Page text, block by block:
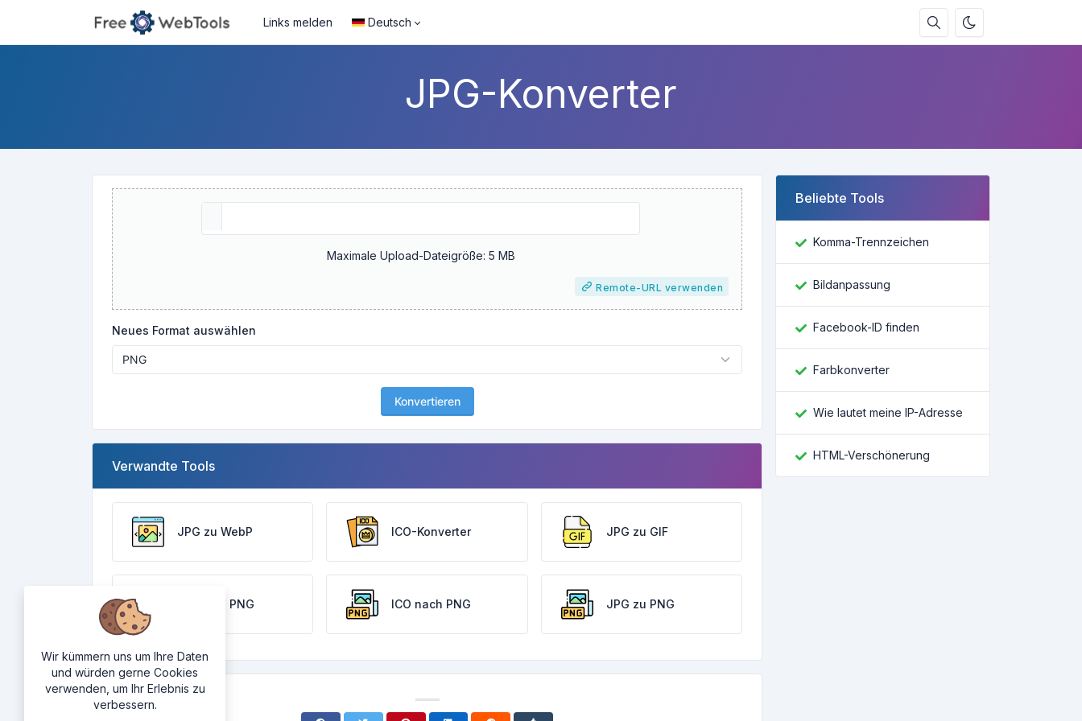
Links melden Deutsch
JPG-Konverter
Maximale Upload-Dateigröße: 5 MB
Remote-URL verwenden
Neues Format auswählen
Konvertieren
Verwandte Tools
JPG zu WebP ICO-Konverter JPG zu GIF
WebP zu PNG ICO nach PNG JPG zu PNG
Beliebte Tools
Komma-Trennzeichen
Bildanpassung
Facebook-ID finden
Farbkonverter
Wie lautet meine IP-Adresse
HTML-Verschönerung
Wir kümmern uns um Ihre Daten
und würden gerne Cookies
verwenden, um Ihr Erlebnis zu
verbessern.